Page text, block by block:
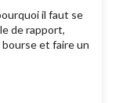
il faut se
de rapport,
et faire un